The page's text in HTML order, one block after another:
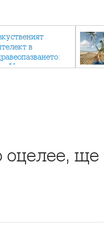
в
AI променя
оцелее, ще